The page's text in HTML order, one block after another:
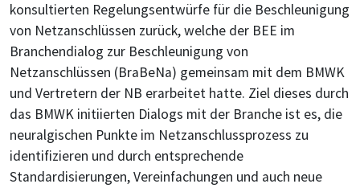
konsultierten Regelungsentwürfe für die Beschleunigung
von Netzanschlüssen zurück, welche der BEE im
Branchendialog zur Beschleunigung von
Netzanschlüssen (BraBeNa) gemeinsam mit dem BMWK
und Vertretern der NB erarbeitet hatte. Ziel dieses durch
das BMWK initiierten Dialogs mit der Branche ist es, die
neuralgischen Punkte im Netzanschlussprozess zu
identifizieren und durch entsprechende
Standardisierungen, Vereinfachungen und auch neue